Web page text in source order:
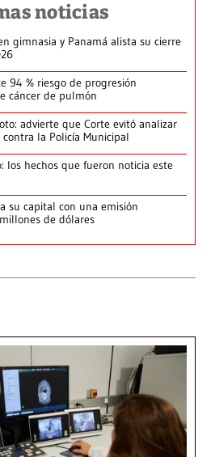
noticias
gimnasia y Panamá alista su cierre
94 % riesgo de progresión
cáncer de pulmón
advierte que Corte evitó analizar
la Policía Municipal
los hechos que fueron noticia este
su capital con una emisión
de dólares